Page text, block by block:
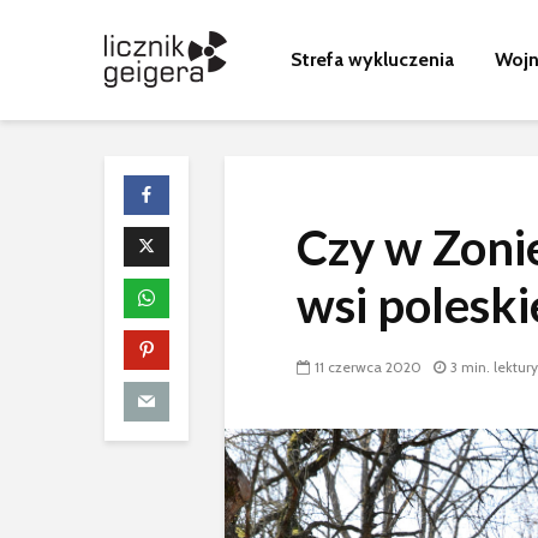
Strefa wykluczenia
Czy w
wsi
11 czerwca 2020 3 min. lektury
80 urodziny
sarkofagu
Nagranie z
awarii